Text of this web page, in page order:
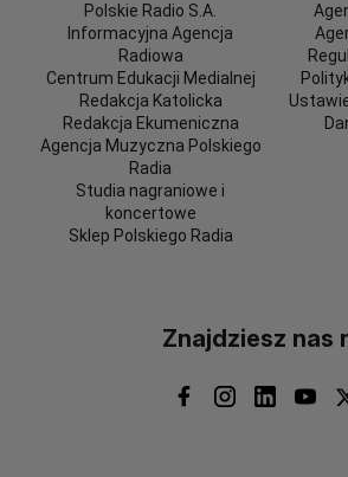
Polskie Radio S.A.
Informacyjna Agencja
Radiowa
Centrum Edukacji Medialnej
Redakcja Katolicka
Redakcja Ekumeniczna
Agencja Muzyczna Polskiego
Radia
Studia nagraniowe i
koncertowe
Sklep Polskiego Radia
Znajdziesz nas